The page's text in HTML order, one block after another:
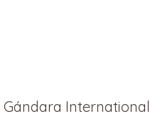
International